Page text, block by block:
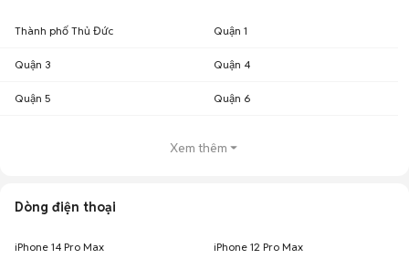
Thành phố Thủ Đức Quận 1
Quận 3 Quận 4
Quận 5 Quận 6
Xem thêm
Dòng điện thoại
iPhone 14 Pro Max iPhone 12 Pro Max